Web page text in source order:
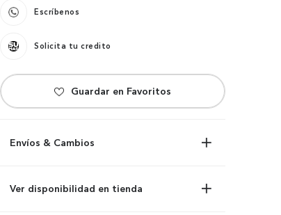
Escríbenos
Solicita tu credito
Envíos & Cambios
Ver disponibilidad en tienda